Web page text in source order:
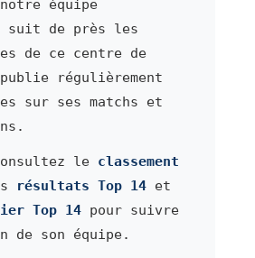
équipe
suit de près les
de ce centre de
régulièrement
sur ses matchs et
le classement
résultats Top 14et
Top 14pour suivre
de son équipe.